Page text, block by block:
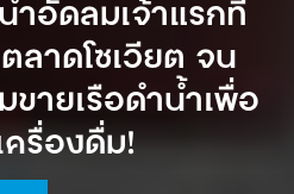
ำอัดลมเจ้าแรกที่
ลาดโซเวียต จน
ขายเรือดำน้ำเพื่อ
ครื่องดื่ม!